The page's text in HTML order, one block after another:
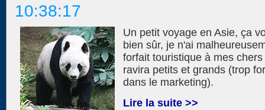
10:38:17
Un petit voyage en Asie, ça
bien sûr, je n'ai
forfait touristique à mes
ravira petits et grands (trop
dans le marketing).
Lire la suite >>